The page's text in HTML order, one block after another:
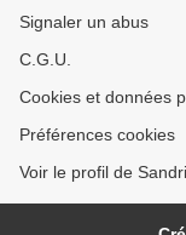
Signaler un abus
C.G.U.
Cookies et données
Préférences cookies
Voir le profil de